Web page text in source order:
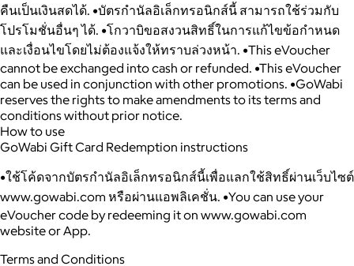
คืนเป็นเงินสดได้. •บัตรกำนัลอิเล็กทรอนิกส์นี้ สามารถใช้ร่วมกับ
โปรโมชั่นอื่นๆ ได้. •โกวาบิขอสงวนสิทธิ์ในการแก้ไขข้อกำหนด
และเงื่อนไขโดยไม่ต้องแจ้งให้ทราบล่วงหน้า. •This eVoucher
cannot be exchanged into cash or refunded. •This eVoucher
can be used in conjunction with other promotions. •GoWabi
reserves the rights to make amendments to its terms and
conditions without prior notice.
How to use
GoWabi Gift Card Redemption instructions
•ใช้โค้ดจากบัตรกำนัลอิเล็กทรอนิกส์นี้เพื่อแลกใช้สิทธิ์ผ่านเว็บไซต์
www.gowabi.com หรือผ่านแอพลิเคชั่น. •You can use your
eVoucher code by redeeming it on www.gowabi.com
website or App.
Terms and Conditions